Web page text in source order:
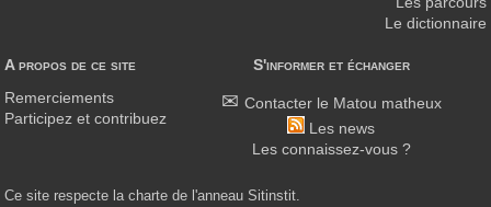
A propos de ce site
Remerciements
Participez et contribuez
S'informer et échanger
Contacter le Matou matheux
Les news
Les connaissez-vous ?
Le dictionnaire
Ce site respecte la charte de l'anneau Sitinstit.